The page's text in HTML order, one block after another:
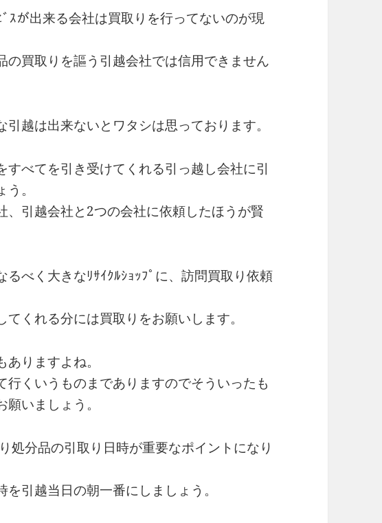
ｽが出来る会社は買取りを行ってないのが現
の買取りを謳う引越会社では信用できません
越は出来ないとワタシは思っております。
すべてを引き受けてくれる引っ越し会社に引
。
、引越会社と2つの会社に依頼したほうが賢
るべく大きなﾘｻｲｸﾙｼｮｯﾌﾟに、訪問買取り依頼
くれる分には買取りをお願いします。
りますよね。
行くいうものまでありますのでそういったも
いましょう。
処分品の引取り日時が重要なポイントになり
引越当日の朝一番にしましょう。